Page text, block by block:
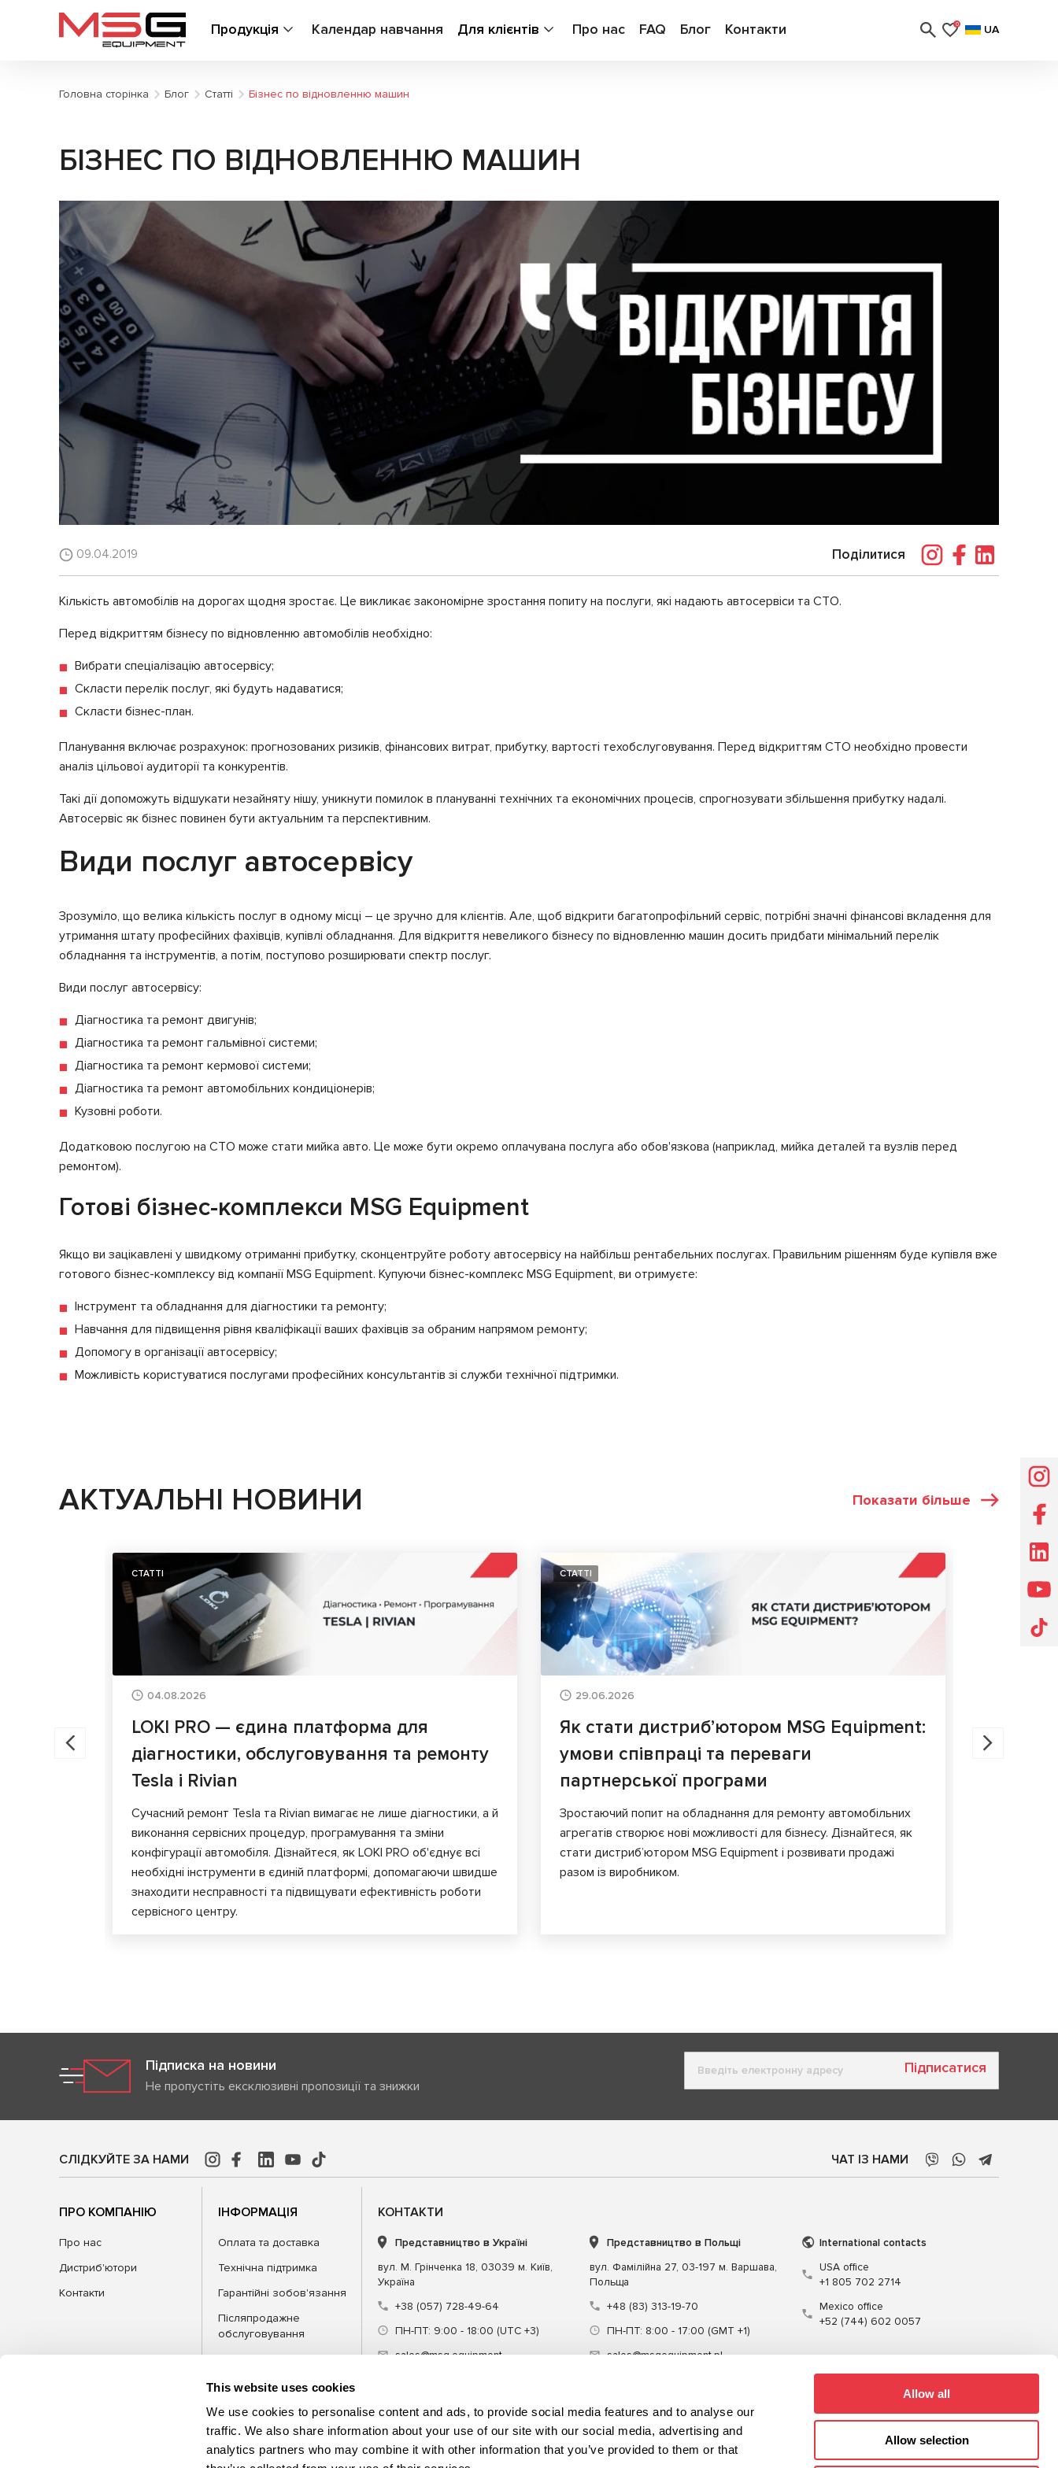
This website uses cookies
We use cookies to personalise content and ads, to provide social media features and to analyse our
traffic. We also share information about your use of our site with our social media, advertising and
analytics partners who may combine it with other information that you’ve provided to them or that
Allow all
Allow selection
Продукція Календар навчання Для клієнтів Про нас FAQ Блог Контакти 0 UA
Головна сторінка Блог Статті Бізнес по відновленню машин
БІЗНЕС ПО ВІДНОВЛЕННЮ МАШИН
09.04.2019 Поділитися
Кількість автомобілів на дорогах щодня зростає. Це викликає закономірне зростання попиту на послуги, які надають автосервіси та СТО.
Перед відкриттям бізнесу по відновленню автомобілів необхідно:
Вибрати спеціалізацію автосервісу;
Скласти перелік послуг, які будуть надаватися;
Скласти бізнес-план.
Планування включає розрахунок: прогнозованих ризиків, фінансових витрат, прибутку, вартості техобслуговування. Перед відкриттям СТО необхідно провести
аналіз цільової аудиторії та конкурентів.
Такі дії допоможуть відшукати незайняту нішу, уникнути помилок в плануванні технічних та економічних процесів, спрогнозувати збільшення прибутку надалі.
Автосервіс як бізнес повинен бути актуальним та перспективним.
Види послуг автосервісу
Зрозуміло, що велика кількість послуг в одному місці – це зручно для клієнтів. Але, щоб відкрити багатопрофільний сервіс, потрібні значні фінансові вкладення для
утримання штату професійних фахівців, купівлі обладнання. Для відкриття невеликого бізнесу по відновленню машин досить придбати мінімальний перелік
обладнання та інструментів, а потім, поступово розширювати спектр послуг.
Види послуг автосервісу:
Діагностика та ремонт двигунів;
Діагностика та ремонт гальмівної системи;
Діагностика та ремонт кермової системи;
Діагностика та ремонт автомобільних кондиціонерів;
Кузовні роботи.
Додатковою послугою на СТО може стати мийка авто. Це може бути окремо оплачувана послуга або обов'язкова (наприклад, мийка деталей та вузлів перед
ремонтом).
Готові бізнес-комплекси MSG Еquipment
Якщо ви зацікавлені у швидкому отриманні прибутку, сконцентруйте роботу автосервісу на найбільш рентабельних послугах. Правильним рішенням буде купівля вже
готового бізнес-комплексу від компанії MSG Еquipment. Купуючи бізнес-комплекс MSG Еquipment, ви отримуєте:
Інструмент та обладнання для діагностики та ремонту;
Навчання для підвищення рівня кваліфікації ваших фахівців за обраним напрямом ремонту;
Допомогу в організації автосервісу;
Можливість користуватися послугами професійних консультантів зі служби технічної підтримки.
АКТУАЛЬНІ НОВИНИ Показати більше
СТАТТІ
04.08.2026
LOKI PRO — єдина платформа для
діагностики, обслуговування та ремонту
Tesla і Rivian
Сучасний ремонт Tesla та Rivian вимагає не лише діагностики, а й
виконання сервісних процедур, програмування та зміни
конфігурації автомобіля. Дізнайтеся, як LOKI PRO об'єднує всі
необхідні інструменти в єдиній платформі, допомагаючи швидше
знаходити несправності та підвищувати ефективність роботи
сервісного центру.
СТАТТІ
29.06.2026
Як стати дистриб’ютором MSG Equipment:
умови співпраці та переваги
партнерської програми
Зростаючий попит на обладнання для ремонту автомобільних
агрегатів створює нові можливості для бізнесу. Дізнайтеся, як
стати дистриб’ютором MSG Equipment і розвивати продажі
разом із виробником.
Підписка на новини
Не пропустіть ексклюзивні пропозиції та знижки
Підписатися
СЛІДКУЙТЕ ЗА НАМИ ЧАТ ІЗ НАМИ
ПРО КОМПАНІЮ
Про нас
Дистриб'ютори
Контакти
ІНФОРМАЦІЯ
Оплата та доставка
Технічна підтримка
Гарантійні зобов'язання
Післяпродажне
обслуговування
FAQ
Блог
КОНТАКТИ
Представництво в Україні
вул. М. Грінченка 18, 03039 м. Київ,
Україна
+38 (057) 728-49-64
ПН-ПТ: 9:00 - 18:00 (UTC +3)
sales@msg.equipment
Представництво в Польщі
вул. Фамілійна 27, 03-197 м. Варшава,
Польща
+48 (83) 313-19-70
ПН-ПТ: 8:00 - 17:00 (GMT +1)
sales@msgequipment.pl
International contacts
USA office
+1 805 702 2714
Mexico office
+52 (744) 602 0057
Обладнання Спецінструмент Навчання Кабелі